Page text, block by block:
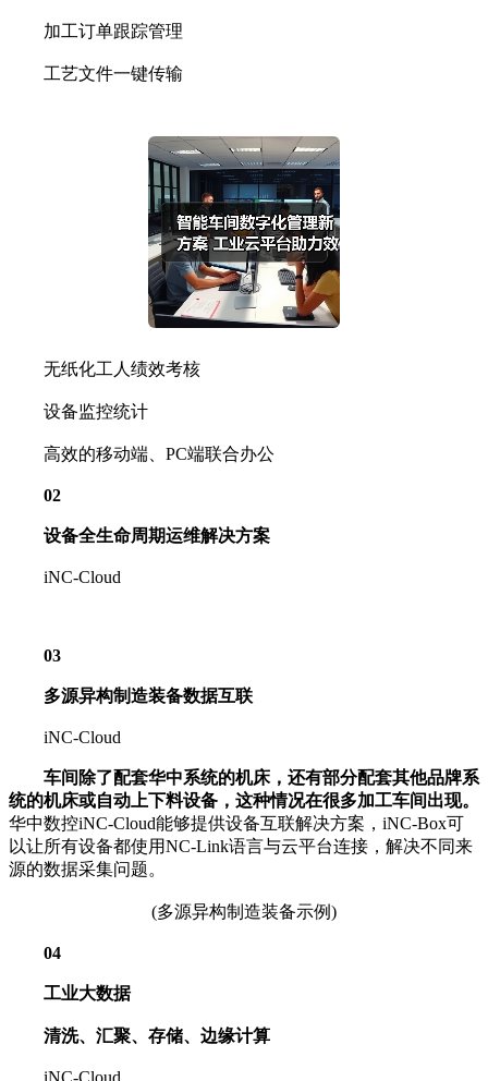
加工订单跟踪管理
工艺文件一键传输
无纸化工人绩效考核
设备监控统计
高效的移动端、PC端联合办公
02
设备全生命周期运维解决方案
iNC-Cloud
03
多源异构制造装备数据互联
iNC-Cloud
车间除了配套华中系统的机床，还有部分配套其他品牌系
统的机床或自动上下料设备，这种情况在很多加工车间出现。
华中数控iNC-Cloud能够提供设备互联解决方案，iNC-Box可
以让所有设备都使用NC-Link语言与云平台连接，解决不同来
源的数据采集问题。
(多源异构制造装备示例)
04
工业大数据
清洗、汇聚、存储、边缘计算
iNC-Cloud